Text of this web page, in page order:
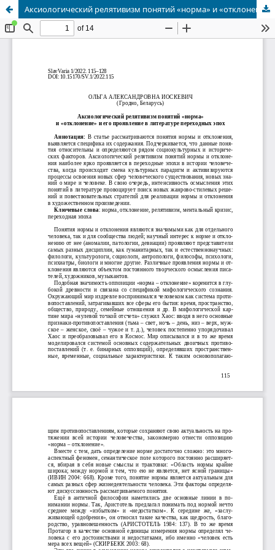
Аксиологический релятивизм понятий «норма» и «отклонение» и его проявление в литературе переходных эпох